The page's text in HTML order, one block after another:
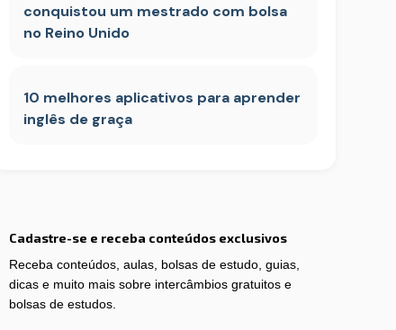
conquistou um mestrado com bolsa
no Reino Unido
10 melhores aplicativos para aprender
inglês de graça
Cadastre-se e receba conteúdos exclusivos
Receba conteúdos, aulas, bolsas de estudo, guias,
dicas e muito mais sobre intercâmbios gratuitos e
bolsas de estudos.